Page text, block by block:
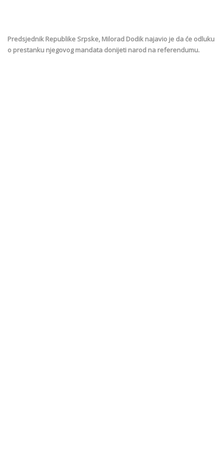
Predsjednik Republike Srpske, Milorad Dodik najavio je da će odluku
o prestanku njegovog mandata donijeti narod na referendumu.